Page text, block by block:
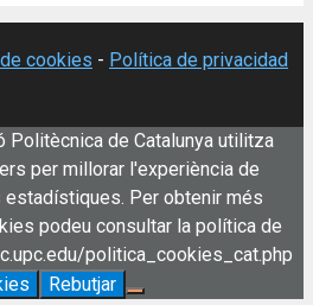
cookies - Política de privacidad
Politècnica de Catalunya utilitza
per millorar l'experiència de
Per obtenir més
podeu consultar la política de
politica_cookies_cat.php
Rebutjar